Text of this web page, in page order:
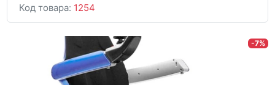
Код товара: 1254
-7%